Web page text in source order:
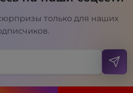
только для наших